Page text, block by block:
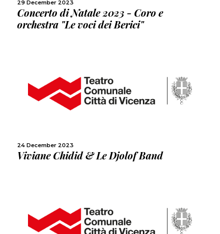
29 December 2023
Concerto di Natale 2023 - Coro e
orchestra "Le voci dei Berici"
24 December 2023
Viviane Chidid & Le Djolof Band
MORE
MORE